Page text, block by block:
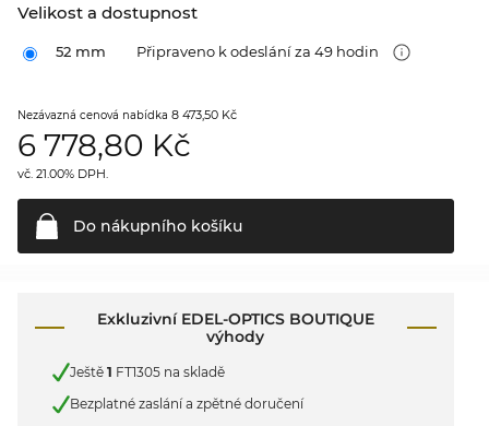
Velikost a dostupnost
52 mm Připraveno k odeslání za 49 hodin
Nezávazná cenová nabídka 8 473,50 Kč
6 778,80 Kč
vč. 21.00% DPH.
Do nákupního košíku
Exkluzivní EDEL-OPTICS BOUTIQUE
výhody
Ještě 1 FT1305 na skladě
Bezplatné zaslání a zpětné doručení